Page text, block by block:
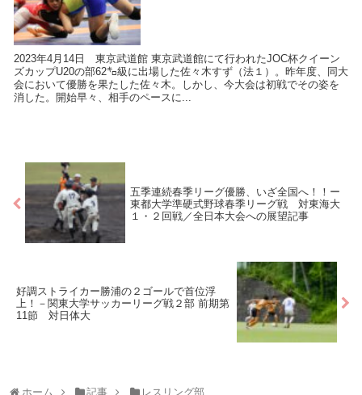
2023年4月14日 東京武道館 東京武道館にて行われたJOC杯クイーン
ズカップU20の部62㌔級に出場した佐々木すず（法１）。昨年度、同大
会において優勝を果たした佐々木。しかし、今大会は初戦でその姿を
消した。開始早々、相手のペースに...
五季連続春季リーグ優勝、いざ全国へ！！ー
東都大学準硬式野球春季リーグ戦 対東海大
１・２回戦／全日本大会への展望記事
好調ストライカー勝浦の２ゴールで首位浮
上！－関東大学サッカーリーグ戦２部 前期第
11節 対日体大
ホーム 記事 レスリング部